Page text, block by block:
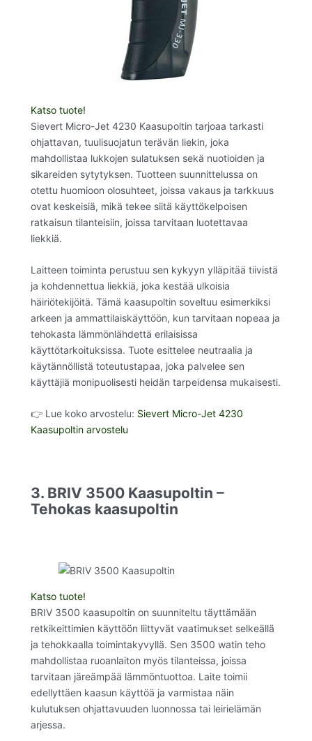
Katso tuote!
Sievert Micro-Jet 4230 Kaasupoltin tarjoaa tarkasti
ohjattavan, tuulisuojatun terävän liekin, joka
mahdollistaa lukkojen sulatuksen sekä nuotioiden ja
sikareiden sytytyksen. Tuotteen suunnittelussa on
otettu huomioon olosuhteet, joissa vakaus ja tarkkuus
ovat keskeisiä, mikä tekee siitä käyttökelpoisen
ratkaisun tilanteisiin, joissa tarvitaan luotettavaa
liekkiä.
Laitteen toiminta perustuu sen kykyyn ylläpitää tiivistä
ja kohdennettua liekkiä, joka kestää ulkoisia
häiriötekijöitä. Tämä kaasupoltin soveltuu esimerkiksi
arkeen ja ammattilaiskäyttöön, kun tarvitaan nopeaa ja
tehokasta lämmönlähdettä erilaisissa
käyttötarkoituksissa. Tuote esittelee neutraalia ja
käytännöllistä toteutustapaa, joka palvelee sen
käyttäjiä monipuolisesti heidän tarpeidensa mukaisesti.
👉 Lue koko arvostelu: Sievert Micro-Jet 4230
Kaasupoltin arvostelu
3. BRIV 3500 Kaasupoltin –
Tehokas kaasupoltin
Katso tuote!
BRIV 3500 kaasupoltin on suunniteltu täyttämään
retkikeittimien käyttöön liittyvät vaatimukset selkeällä
ja tehokkaalla toimintakyvyllä. Sen 3500 watin teho
mahdollistaa ruoanlaiton myös tilanteissa, joissa
tarvitaan järeämpää lämmöntuottoa. Laite toimii
edellyttäen kaasun käyttöä ja varmistaa näin
kulutuksen ohjattavuuden luonnossa tai leirielämän
arjessa.